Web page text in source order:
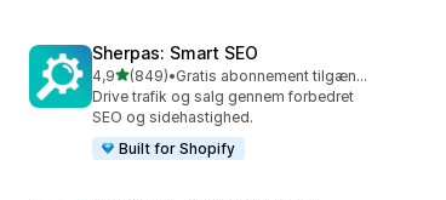
Sherpas: Smart SEO
4,9ud af 5 stjerner
(849)
849 anmeldelser i alt
•
Gratis abonnement tilgængeligt
Drive trafik og salg gennem forbedret
SEO og sidehastighed.
Built for Shopify